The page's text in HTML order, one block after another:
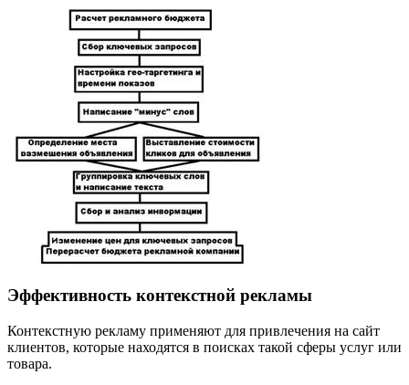
Эффективность контекстной рекламы
Контекстную рекламу применяют для привлечения на сайт
клиентов, которые находятся в поисках такой сферы услуг или
товара.